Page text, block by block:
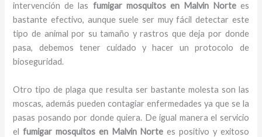
intervención de las fumigar mosquitos en Malvin Norte es
bastante efectivo, aunque suele ser muy fácil detectar este
tipo de animal por su tamaño y rastros que deja por donde
pasa, debemos tener cuidado y hacer un protocolo de
bioseguridad.
Otro tipo de plaga que resulta ser bastante molesta son las
moscas, además pueden contagiar enfermedades ya que se la
pasas posando por donde quiera. De igual manera el servicio
el fumigar mosquitos en Malvin Norte es positivo y exitoso